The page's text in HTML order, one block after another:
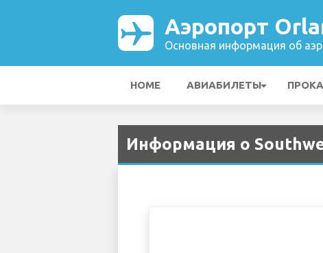
Аэропорт
Основная информация об
HOME АВИАБИЛЕТЫ
Информация о